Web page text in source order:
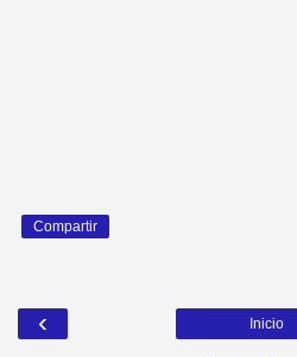
Compartir
‹ Inicio